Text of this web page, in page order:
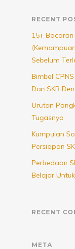
RECENT
15+ Bocoran
Sebelum
Bimbel
Dan SKB
Urutan
Tugasnya
Kumpulan
Persiapan
Perbedaan
Belajar
RECENT
META